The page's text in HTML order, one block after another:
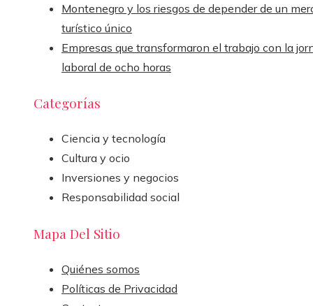
Montenegro y los riesgos de depender de un
turístico único
Empresas que transformaron el trabajo con la
laboral de ocho horas
Categorías
Ciencia y tecnología
Cultura y ocio
Inversiones y negocios
Responsabilidad social
Mapa Del Sitio
Quiénes somos
Políticas de Privacidad